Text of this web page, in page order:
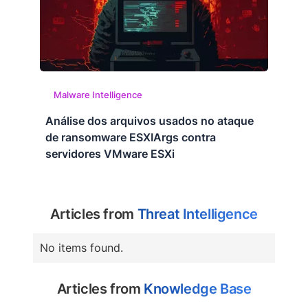
Malware Intelligence
Análise dos arquivos usados no ataque
de ransomware ESXIArgs contra
servidores VMware ESXi
Articles from Threat Intelligence
No items found.
Articles from Knowledge Base